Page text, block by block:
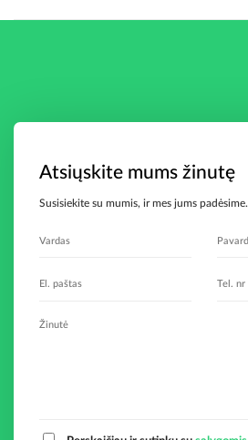
Atsiųskite mums žinutę
Susisiekite su mumis, ir mes jums padėsime.